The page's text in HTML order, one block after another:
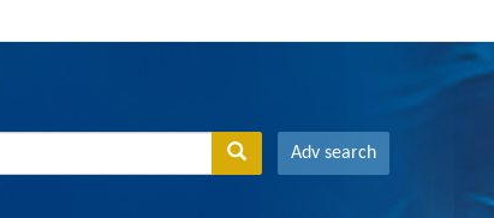
Adv search